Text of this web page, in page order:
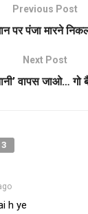
Previous Post
पर पंजा मारने
Next Post
वापस जाओ…
3
h ye